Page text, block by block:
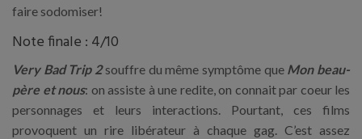
faire sodomiser!
Note finale : 4/10
Very Bad Trip 2souffre du même symptôme que Mon beau-
père et nous: on assiste à une redite, on connait par coeur les
personnages et leurs interactions. Pourtant, ces films
provoquent un rire libérateur à chaque gag. C’est assez